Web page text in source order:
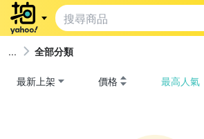
全部分類
最新上架 價格 最高人氣